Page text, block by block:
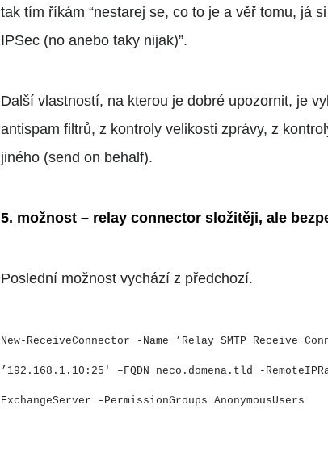
tak tím říkám “nestarej se, co to je a věř tomu, já
IPSec (no anebo taky nijak)”.
Další vlastností, na kterou je dobré upozornit, je
antispam filtrů, z kontroly velikosti zprávy, z
jiného (send on behalf).
5. možnost – relay connector složitěji, ale
Poslední možnost vychází z předchozí.
New-ReceiveConnector -Name ’Relay SMTP Receive
’192.168.1.10:25′ –FQDN neco.domena.tld -
ExchangeServer –PermissionGroups AnonymousUsers